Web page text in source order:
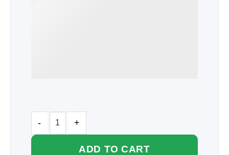
ADD TO CART